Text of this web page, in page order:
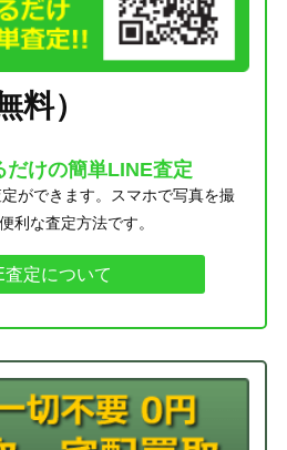
料）
だけの簡単LINE査定
ができます。スマホで写真を撮
利な査定方法です。
査定について